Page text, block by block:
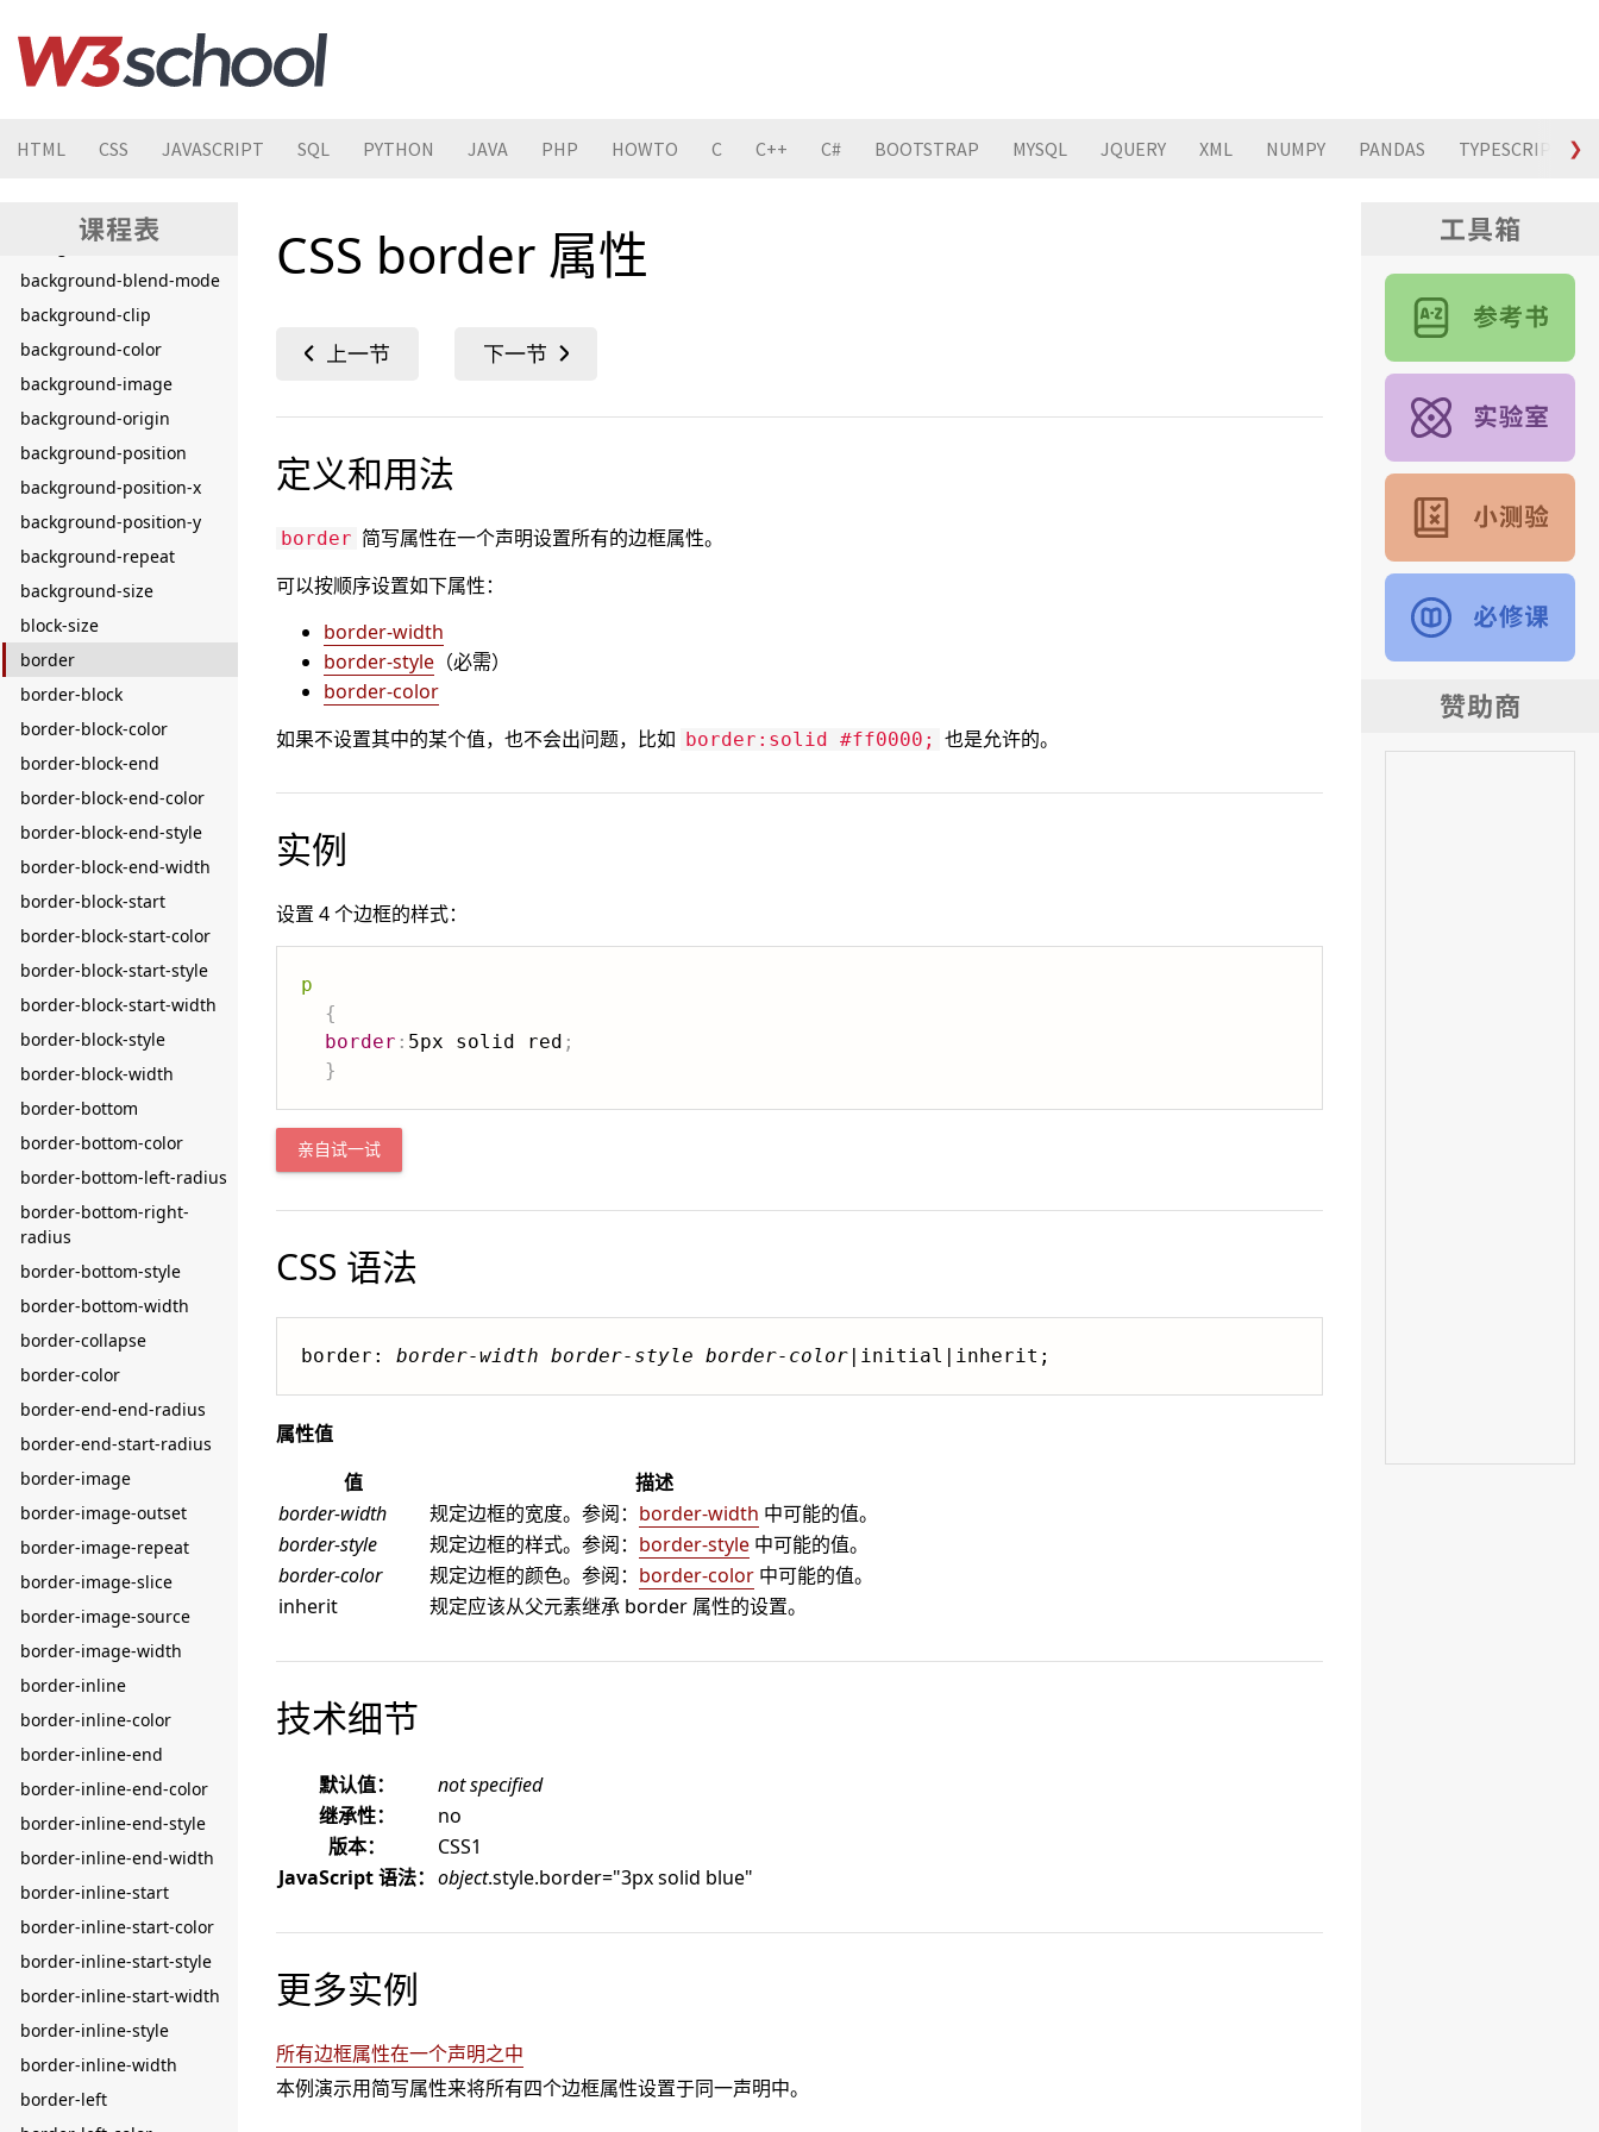
HTML CSS JAVASCRIPT SQL PYTHON JAVA PHP HOWTO C C++ C# BOOTSTRAP MYSQL JQUERY XML NUMPY PANDAS TYPESCRIPT ❯
animation-play-state
animation-timing-function
backdrop-filter
background
background-attachment
background-blend-mode
background-clip
background-color
background-image
background-origin
background-position
background-position-x
background-position-y
background-repeat
background-size
block-size
border
border-block
border-block-color
border-block-end
border-block-end-color
border-block-end-style
border-block-end-width
border-block-start
border-block-start-color
border-block-start-style
border-block-start-width
border-block-style
border-block-width
border-bottom
border-bottom-color
border-bottom-left-radius
border-bottom-right-
radius
border-bottom-style
border-bottom-width
border-collapse
border-color
border-end-end-radius
border-end-start-radius
border-image
border-image-outset
border-image-repeat
border-image-slice
border-image-source
border-image-width
border-inline
border-inline-color
border-inline-end
border-inline-end-color
border-inline-end-style
border-inline-end-width
border-inline-start
border-inline-start-color
border-inline-start-style
border-inline-start-width
border-inline-style
border-inline-width
border-left
CSS border 属性
定义和用法
border 简写属性在一个声明设置所有的边框属性。
可以按顺序设置如下属性：
border-width
border-style （必需）
border-color
如果不设置其中的某个值，也不会出问题，比如 border:solid #ff0000; 也是允许的。
实例
设置 4 个边框的样式：
p
{
border : 5px solid red ;
}
亲自试一试
CSS 语法
border: border-width border-style border-color |initial|inherit;
属性值
值
描述
border-width
规定边框的宽度。参阅： border-width 中可能的值。
border-style
规定边框的样式。参阅： border-style 中可能的值。
border-color
规定边框的颜色。参阅： border-color 中可能的值。
inherit
规定应该从父元素继承 border 属性的设置。
技术细节
默认值：
not specified
继承性：
no
版本：
CSS1
JavaScript 语法： object.style.border="3px solid blue"
更多实例
所有边框属性在一个声明之中
本例演示用简写属性来将所有四个边框属性设置于同一声明中。